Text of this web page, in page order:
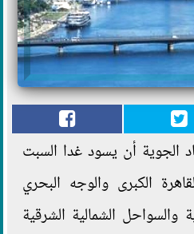
الجوية أن يسود غدا السبت
الكبرى والوجه البحري
والسواحل الشمالية الشرقية